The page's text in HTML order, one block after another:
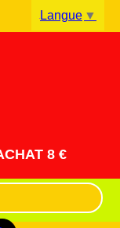
8 €
Langue ▼